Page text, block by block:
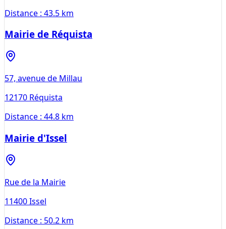
Distance : 43.5 km
Mairie de Réquista
57, avenue de Millau
12170 Réquista
Distance : 44.8 km
Mairie d'Issel
Rue de la Mairie
11400Issel
Distance : 50.2 km